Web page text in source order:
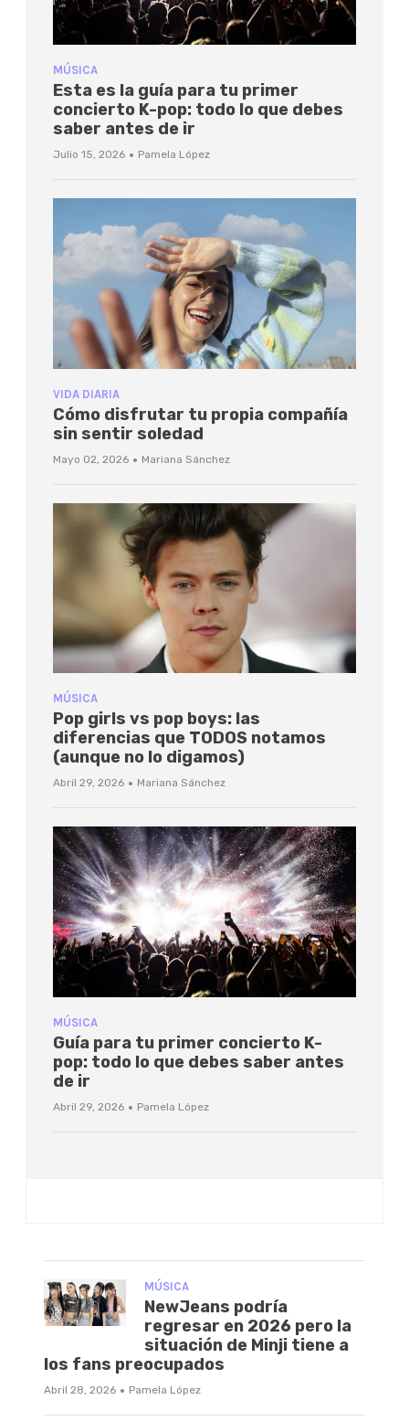
MÚSICA
Esta es la guía para tu primer
concierto K-pop: todo lo que debes
saber antes de ir
Julio 15, 2026 · Pamela López
VIDA DIARIA
Cómo disfrutar tu propia compañía
sin sentir soledad
Mayo 02, 2026 · Mariana Sánchez
MÚSICA
Pop girls vs pop boys: las
diferencias que TODOS notamos
(aunque no lo digamos)
Abril 29, 2026 · Mariana Sánchez
MÚSICA
Guía para tu primer concierto K-
pop: todo lo que debes saber antes
de ir
Abril 29, 2026 · Pamela López
MÚSICA
NewJeans podría
regresar en 2026 pero la
situación de Minji tiene a
los fans preocupados
Abril 28, 2026 · Pamela López